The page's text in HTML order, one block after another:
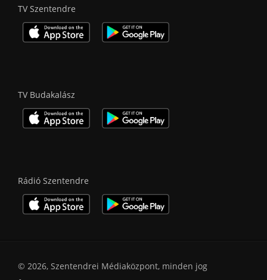
TV Szentendre
TV Budakalász
Rádió Szentendre
© 2026, Szentendrei Médiaközpont, minden jog